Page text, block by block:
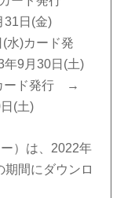
日(金)
水)カード発
9月30日(土)
カード発行 →
(土)
）は、2022年
期間にダウンロ